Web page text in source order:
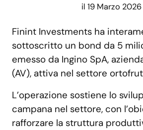
il 19 Marzo 2026
Finint Investments ha
sottoscritto un bond da 5
emesso da Ingino SpA,
(AV), attiva nel settore
L’operazione sostiene lo
campana nel settore, con
rafforzare la struttura